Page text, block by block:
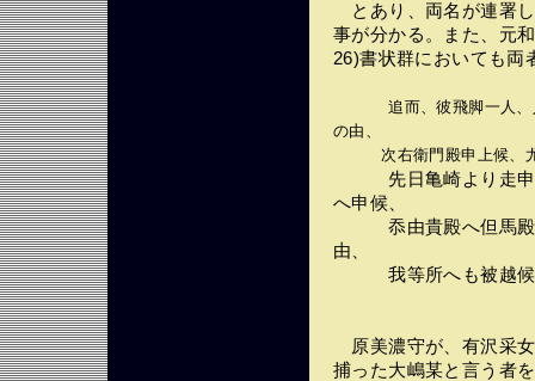
とあり、両名が連署
事が分かる。また、元
26)書状群においても両
追而、彼飛脚一人
の由、
次右衛門殿申上候、尤
先日亀崎より走申候
へ申候、
忝由貴殿へ但馬殿よ
由、
我等所へも被越候
原美濃守が、有沢采
捕った大嶋某と言う者